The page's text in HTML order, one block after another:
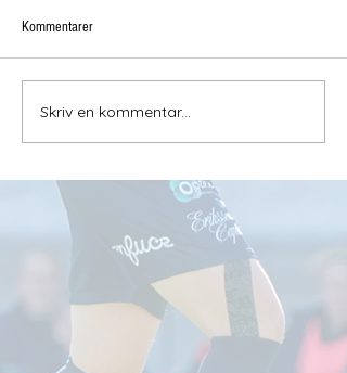
Kommentarer
Skriv en kommentar...